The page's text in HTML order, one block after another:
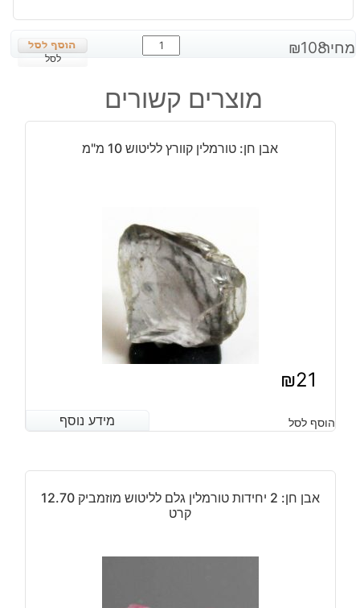
מחיר: ₪108
כמות
של
אדום
לשיבוץ
כ
לסל
מוצרים קשורים
אבן חן: טורמלין קוורץ לליטוש 10 מ"מ
₪21
מידע נוסף הוסף לסל מידע נוסף
אבן חן: 2 יחידות טורמלין גלם לליטוש מוזמביק 12.70
קרט